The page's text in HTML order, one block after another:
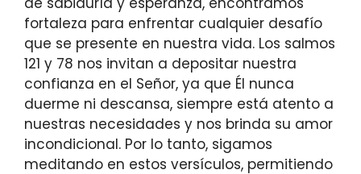
fortaleza para enfrentar cualquier desafío
que se presente en nuestra vida. Los salmos
121 y 78 nos invitan a depositar nuestra
confianza en el Señor, ya que Él nunca
duerme ni descansa, siempre está atento a
nuestras necesidades y nos brinda su amor
incondicional. Por lo tanto, sigamos
meditando en estos versículos, permitiendo